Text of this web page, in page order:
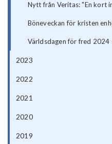
Nytt från Veritas: "En kort
Böneveckan för kristen
Världsdagen för fred 2024
2023
2022
2021
2020
2019